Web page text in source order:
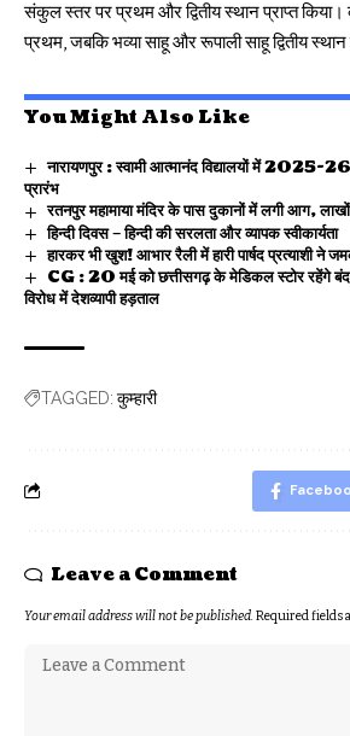
संकुल स्तर पर प्रथम और द्वितीय स्थान प्राप्त किया।
प्रथम, जबकि भव्या साहू और रूपाली साहू द्वितीय स्थान
You Might Also Like
नारायणपुर : स्वामी आत्मानंद विद्यालयों में 2025-
प्रारंभ
रतनपुर महामाया मंदिर के पास दुकानों में लगी आग,
हिन्दी दिवस – हिन्दी की सरलता और व्यापक स्वीकार्यता
हारकर भी खुश! आभार रैली में हारी पार्षद प्रत्याशी ने
CG : 20 मई को छत्तीसगढ़ के मेडिकल स्टोर रहेंगे
विरोध में देशव्यापी हड़ताल
TAGGED: कुम्हारी
Leave a Comment
Your email address will not be published.Required fields